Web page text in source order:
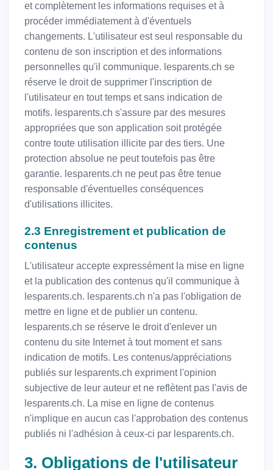
et complètement les informations requises et à
procéder immédiatement à d'éventuels
changements. L'utilisateur est seul responsable du
contenu de son inscription et des informations
personnelles qu'il communique. lesparents.ch se
réserve le droit de supprimer l'inscription de
l'utilisateur en tout temps et sans indication de
motifs. lesparents.ch s'assure par des mesures
appropriées que son application soit protégée
contre toute utilisation illicite par des tiers. Une
protection absolue ne peut toutefois pas être
garantie. lesparents.ch ne peut pas être tenue
responsable d'éventuelles conséquences
d'utilisations illicites.
2.3 Enregistrement et publication de
contenus
L'utilisateur accepte expressément la mise en ligne
et la publication des contenus qu'il communique à
lesparents.ch. lesparents.ch n'a pas l'obligation de
mettre en ligne et de publier un contenu.
lesparents.ch se réserve le droit d'enlever un
contenu du site Internet à tout moment et sans
indication de motifs. Les contenus/appréciations
publiés sur lesparents.ch expriment l'opinion
subjective de leur auteur et ne reflètent pas l'avis de
lesparents.ch. La mise en ligne de contenus
n'implique en aucun cas l'approbation des contenus
publiés ni l'adhésion à ceux-ci par lesparents.ch.
3. Obligations de l'utilisateur